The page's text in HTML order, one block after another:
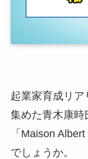
起業家育成リ
集めた青木康時
「Maison
でしょうか。